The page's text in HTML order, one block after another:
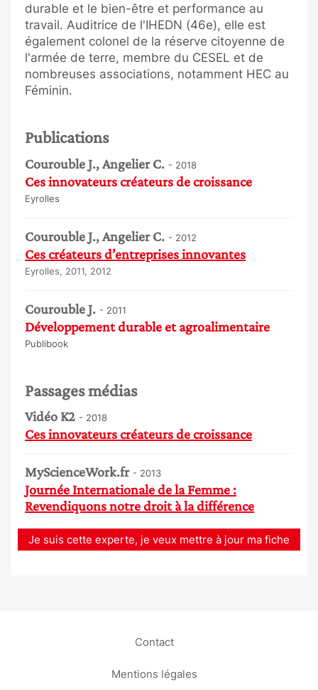
durable et le bien-être et performance au
travail. Auditrice de l'IHEDN (46e), elle est
également colonel de la réserve citoyenne de
l'armée de terre, membre du CESEL et de
nombreuses associations, notamment HEC au
Féminin.
Publications
Courouble J., Angelier C. - 2018
Ces innovateurs créateurs de croissance
Eyrolles
Courouble J., Angelier C. - 2012
Ces créateurs d’entreprises innovantes
Eyrolles, 2011, 2012
Courouble J. - 2011
Développement durable et agroalimentaire
Publibook
Passages médias
Vidéo K2 - 2018
Ces innovateurs créateurs de croissance
MyScienceWork.fr - 2013
Journée Internationale de la Femme :
Revendiquons notre droit à la différence
Je suis cette experte, je veux mettre à jour ma fiche
Contact
Mentions légales